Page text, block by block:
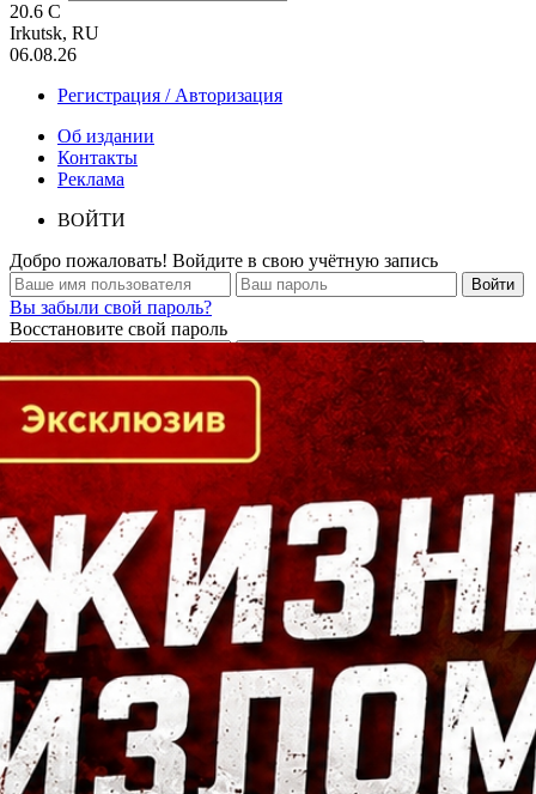
20.6 C
Irkutsk, RU
06.08.26
Регистрация / Авторизация
Об издании
Контакты
Реклама
ВОЙТИ
Добро пожаловать! Войдите в свою учётную запись
Вы забыли свой пароль?
Восстановите свой пароль
Кто есть кто в Байкальском регионе